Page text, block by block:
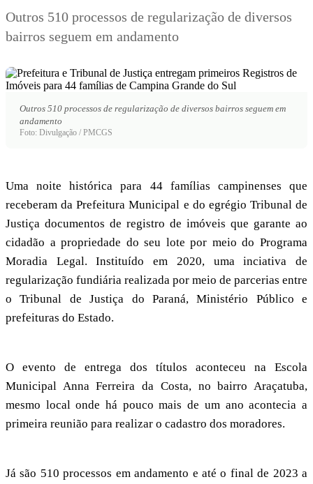
Outros 510 processos de regularização de diversos
bairros seguem em andamento
Outros 510 processos de regularização de diversos bairros seguem em
andamento
Foto: Divulgação / PMCGS
Uma noite histórica para 44 famílias campinenses que
receberam da Prefeitura Municipal e do egrégio Tribunal de
Justiça documentos de registro de imóveis que garante ao
cidadão a propriedade do seu lote por meio do Programa
Moradia Legal. Instituído em 2020, uma inciativa de
regularização fundiária realizada por meio de parcerias entre
o Tribunal de Justiça do Paraná, Ministério Público e
prefeituras do Estado.
O evento de entrega dos títulos aconteceu na Escola
Municipal Anna Ferreira da Costa, no bairro Araçatuba,
mesmo local onde há pouco mais de um ano acontecia a
primeira reunião para realizar o cadastro dos moradores.
Já são 510 processos em andamento e até o final de 2023 a